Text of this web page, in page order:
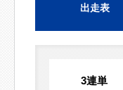
出走表
3連単